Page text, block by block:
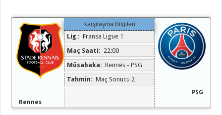
Rennes
Karşılaşma Bilgileri
Lig : Fransa Ligue 1
Maç Saati: 22:00
Müsabaka: Rennes - PSG
Tahmin: Maç Sonucu 2
PSG